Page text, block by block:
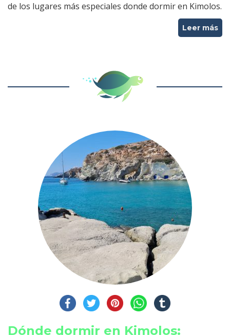
de los lugares más especiales donde dormir en Kimolos.
Leer más
Dónde dormir en Kimolos: